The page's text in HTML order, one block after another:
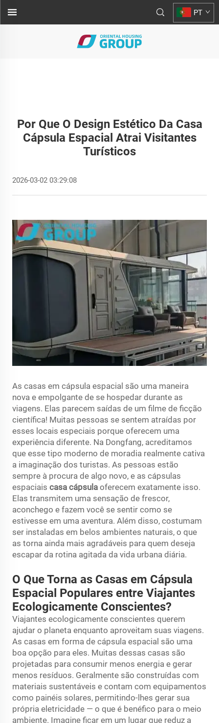
PT
Por Que O Design Estético Da Casa
Cápsula Espacial Atrai Visitantes
Turísticos
2026-03-02 03:29:08
As casas em cápsula espacial são uma maneira
nova e empolgante de se hospedar durante as
viagens. Elas parecem saídas de um filme de ficção
científica! Muitas pessoas se sentem atraídas por
esses locais especiais porque oferecem uma
experiência diferente. Na Dongfang, acreditamos
que esse tipo moderno de moradia realmente cativa
a imaginação dos turistas. As pessoas estão
sempre à procura de algo novo, e as cápsulas
espaciais casa cápsula oferecem exatamente isso.
Elas transmitem uma sensação de frescor,
aconchego e fazem você se sentir como se
estivesse em uma aventura. Além disso, costumam
ser instaladas em belos ambientes naturais, o que
as torna ainda mais agradáveis para quem deseja
escapar da rotina agitada da vida urbana diária.
O Que Torna as Casas em Cápsula
Espacial Populares entre Viajantes
Ecologicamente Conscientes?
Viajantes ecologicamente conscientes querem
ajudar o planeta enquanto aproveitam suas viagens.
As casas em forma de cápsula espacial são uma
boa opção para eles. Muitas dessas casas são
projetadas para consumir menos energia e gerar
menos resíduos. Geralmente são construídas com
materiais sustentáveis e contam com equipamentos
como painéis solares, permitindo-lhes gerar sua
própria eletricidade — o que é benéfico para o meio
ambiente. Imagine ficar em um lugar que reduz a